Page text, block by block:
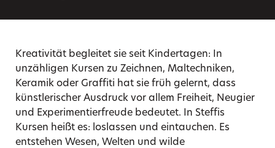
Kreativität begleitet sie seit Kindertagen: In
unzähligen Kursen zu Zeichnen, Maltechniken,
Keramik oder Graffiti hat sie früh gelernt, dass
künstlerischer Ausdruck vor allem Freiheit, Neugier
und Experimentierfreude bedeutet. In Steffis
Kursen heißt es: loslassen und eintauchen. Es
entstehen Wesen, Welten und wilde